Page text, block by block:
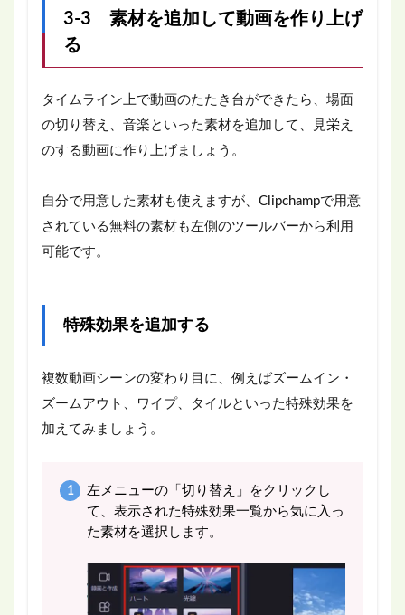
3-3 素材を追加して動画を作り上げ
る
タイムライン上で動画のたたき台ができたら、場面
の切り替え、音楽といった素材を追加して、見栄え
のする動画に作り上げましょう。
自分で用意した素材も使えますが、Clipchampで用意
されている無料の素材も左側のツールバーから利用
可能です。
特殊効果を追加する
複数動画シーンの変わり目に、例えばズームイン・
ズームアウト、ワイプ、タイルといった特殊効果を
加えてみましょう。
左メニューの「切り替え」をクリックし
て、表示された特殊効果一覧から気に入っ
た素材を選択します。